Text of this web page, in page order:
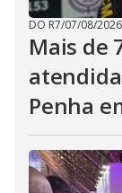
DO R7/07/08/2026
Mais de
Penha